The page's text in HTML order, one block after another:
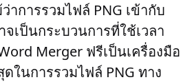
าการรวมไฟล์ PNG เข้ากับ
เป็นกระบวนการที่ใช้เวลา
Merger ฟรีเป็นเครื่องมือ
ในการรวมไฟล์ PNG ทาง